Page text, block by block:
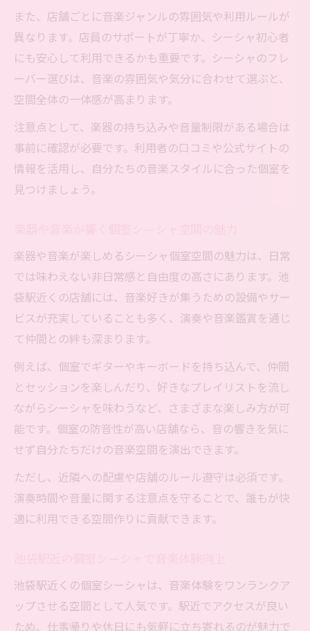
また、店舗ごとに音楽ジャンルの雰囲気や利用ルールが
異なります。店員のサポートが丁寧か、シーシャ初心者
にも安心して利用できるかも重要です。シーシャのフレ
ーバー選びは、音楽の雰囲気や気分に合わせて選ぶと、
空間全体の一体感が高まります。
注意点として、楽器の持ち込みや音量制限がある場合は
事前に確認が必要です。利用者の口コミや公式サイトの
情報を活用し、自分たちの音楽スタイルに合った個室を
見つけましょう。
楽器や音楽が楽しめるシーシャ個室空間の魅力は、日常
では味わえない非日常感と自由度の高さにあります。池
袋駅近くの店舗には、音楽好きが集うための設備やサー
ビスが充実していることも多く、演奏や音楽鑑賞を通じ
て仲間との絆も深まります。
例えば、個室でギターやキーボードを持ち込んで、仲間
とセッションを楽しんだり、好きなプレイリストを流し
ながらシーシャを味わうなど、さまざまな楽しみ方が可
能です。個室の防音性が高い店舗なら、音の響きを気に
せず自分たちだけの音楽空間を演出できます。
ただし、近隣への配慮や店舗のルール遵守は必須です。
演奏時間や音量に関する注意点を守ることで、誰もが快
適に利用できる空間作りに貢献できます。
池袋駅近くの個室シーシャは、音楽体験をワンランクア
ップさせる空間として人気です。駅近でアクセスが良い
ため、仕事帰りや休日にも気軽に立ち寄れるのが魅力で